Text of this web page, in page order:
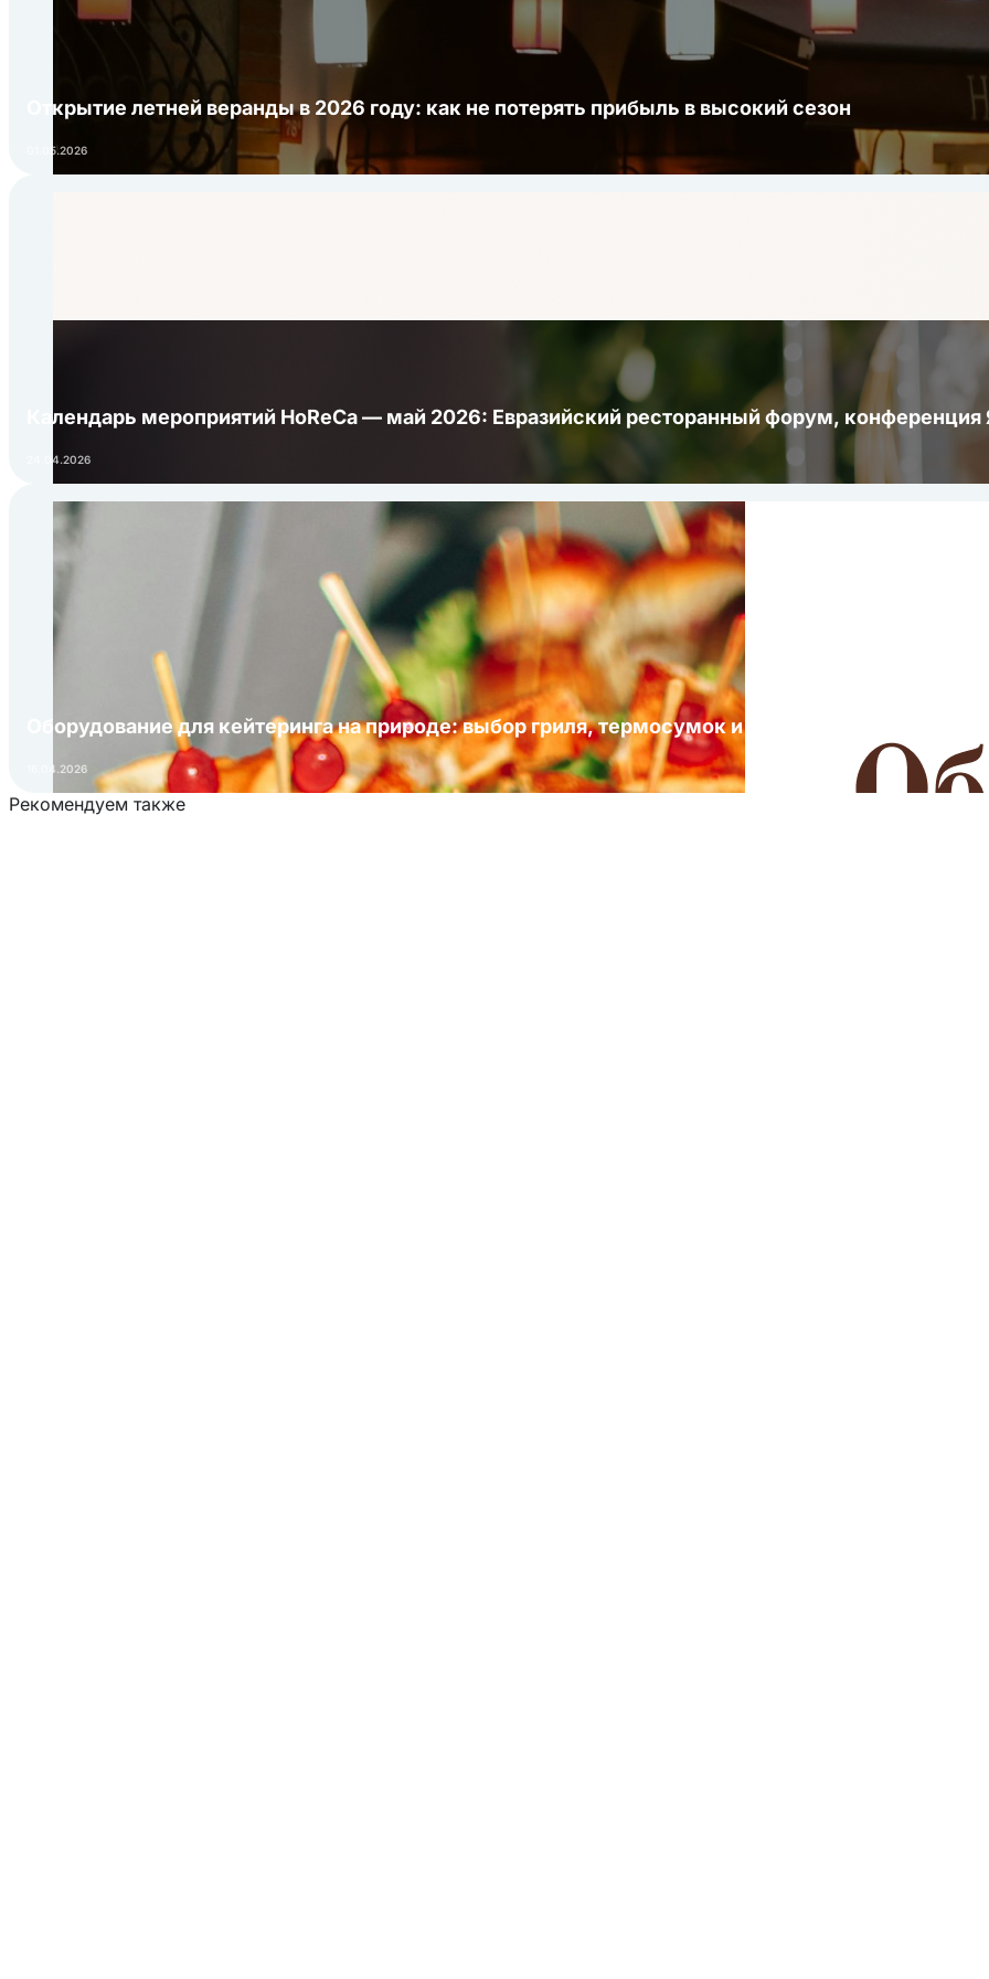
Открытие летней веранды в 2026 году: как не потерять прибыль в высокий сезон
01.05.2026
Календарь мероприятий HoReCa — май 2026: Евразийский ресторанный форум,
24.04.2026
Оборудование для кейтеринга на природе: выбор гриля, термосумок и посуды для выездных
16.04.2026
Рекомендуем также